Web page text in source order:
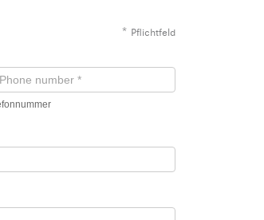
* Pflichtfeld